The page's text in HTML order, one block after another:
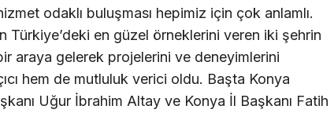
odaklı buluşması hepimiz için çok anlamlı.
Türkiye’deki en güzel örneklerini veren iki şehrin
araya gelerek projelerini ve deneyimlerini
hem de mutluluk verici oldu. Başta Konya
Uğur İbrahim Altay ve Konya İl Başkanı Fatih